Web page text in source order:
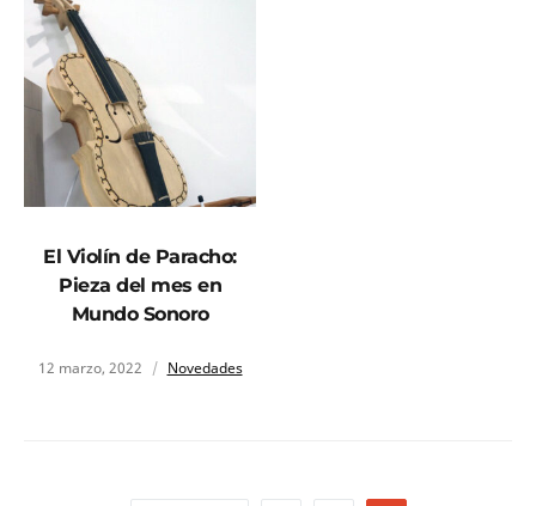
El Violín de Paracho:
Pieza del mes en
Mundo Sonoro
12 marzo, 2022 Novedades